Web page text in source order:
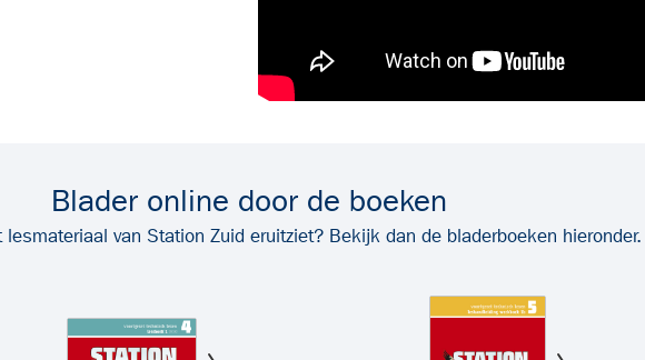
Blader online door de boeken
lesmateriaal van Station Zuid eruitziet? Bekijk dan de bladerboeken hieronder.